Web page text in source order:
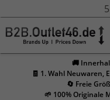
🚚
🧾 1. Wahl
🔄 Freie
🌱 100% Originale